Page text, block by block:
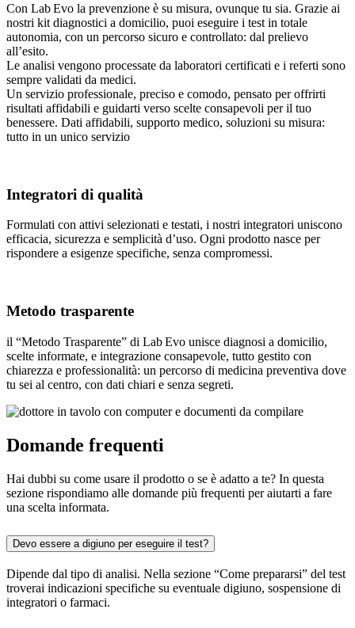
Con Lab Evo la prevenzione è su misura, ovunque tu sia. Grazie ai
nostri kit diagnostici a domicilio, puoi eseguire i test in totale
autonomia, con un percorso sicuro e controllato: dal prelievo
all’esito.
Le analisi vengono processate da laboratori certificati e i referti sono
sempre validati da medici.
Un servizio professionale, preciso e comodo, pensato per offrirti
risultati affidabili e guidarti verso scelte consapevoli per il tuo
benessere. Dati affidabili, supporto medico, soluzioni su misura:
tutto in un unico servizio
Integratori di qualità
Formulati con attivi selezionati e testati, i nostri integratori uniscono
efficacia, sicurezza e semplicità d’uso. Ogni prodotto nasce per
rispondere a esigenze specifiche, senza compromessi.
Metodo trasparente
il “Metodo Trasparente” di Lab Evo unisce diagnosi a domicilio,
scelte informate, e integrazione consapevole, tutto gestito con
chiarezza e professionalità: un percorso di medicina preventiva dove
tu sei al centro, con dati chiari e senza segreti.
Domande frequenti
Hai dubbi su come usare il prodotto o se è adatto a te? In questa
sezione rispondiamo alle domande più frequenti per aiutarti a fare
una scelta informata.
Devo essere a digiuno per eseguire il test?
Dipende dal tipo di analisi. Nella sezione “Come prepararsi” del test
troverai indicazioni specifiche su eventuale digiuno, sospensione di
integratori o farmaci.